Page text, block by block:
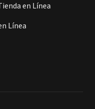
en Línea
Línea